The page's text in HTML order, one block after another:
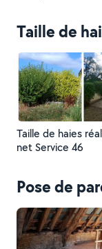
Taille de
Taille de haies
net Service 46
Pose de